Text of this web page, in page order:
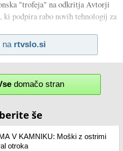
"trofeja" na odkritja Avtorji
ki podpira rabo novih tehnologij za
na rtvslo.si
domačo stran
še
V KAMNIKU: Moški z ostrimi
otroka